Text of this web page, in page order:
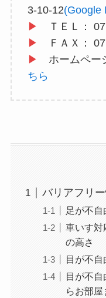
3-10-12(Google
▶
ＴＥＬ：
▶
ＦＡＸ：
▶
ホームペー
ちら
バリアフリ
足が不
車いす対
の高さ
目が不
目が不
らお部屋